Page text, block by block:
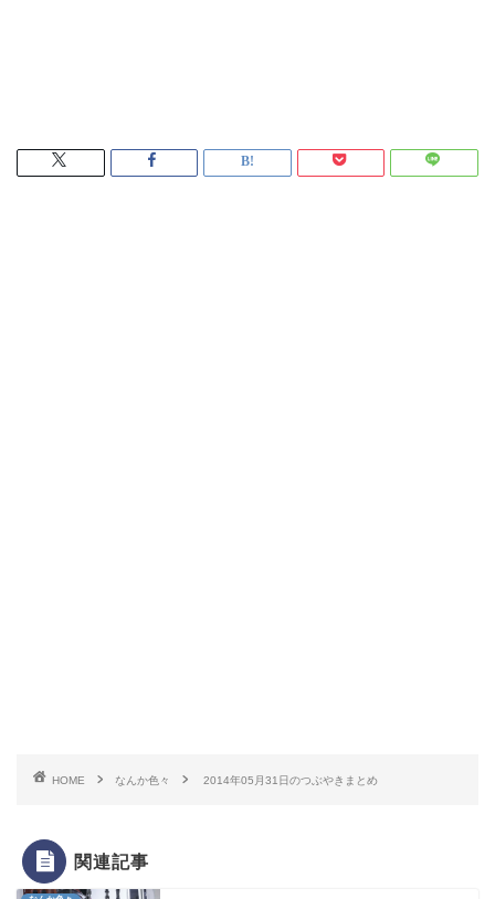
HOME なんか色々 2014年05月31日のつぶやきまとめ
関連記事